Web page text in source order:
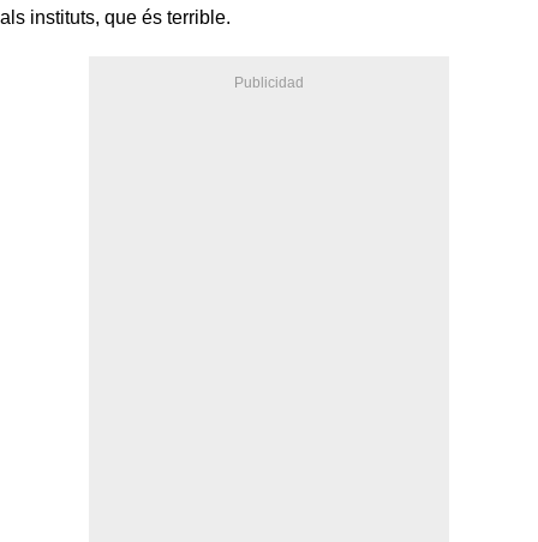
als instituts, que és terrible.